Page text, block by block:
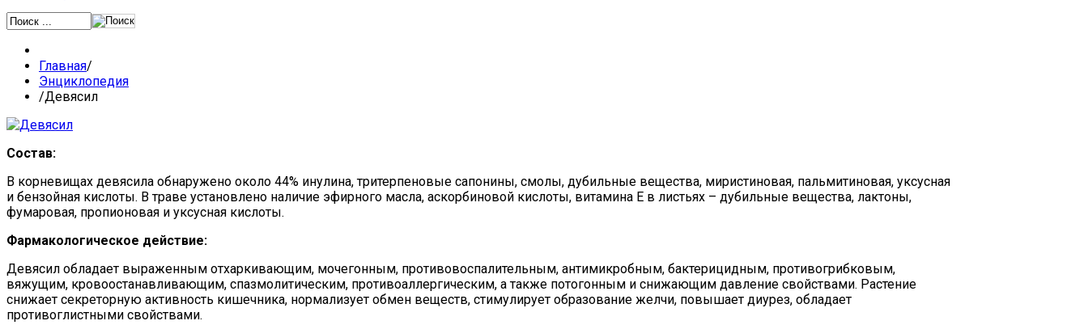
Главная/
Энциклопедия
/Девясил
Состав:
В корневищах девясила обнаружено около 44% инулина, тритерпеновые сапонины, смолы, дубильные вещества, миристиновая, пальмитиновая, уксусная
и бензойная кислоты. В траве установлено наличие эфирного масла, аскорбиновой кислоты, витамина Е в листьях – дубильные вещества, лактоны,
фумаровая, пропионовая и уксусная кислоты.
Фармакологическое действие:
Девясил обладает выраженным отхаркивающим, мочегонным, противовоспалительным, антимикробным, бактерицидным, противогрибковым,
вяжущим, кровоостанавливающим, спазмолитическим, противоаллергическим, а также потогонным и снижающим давление свойствами. Растение
снижает секреторную активность кишечника, нормализует обмен веществ, стимулирует образование желчи, повышает диурез, обладает
противоглистными свойствами.